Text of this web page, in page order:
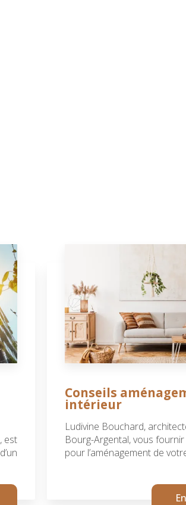
est
Conseils
intérieur
Ludivine Bouchard,
Bourg-Argental, vous
pour l’aménagement de